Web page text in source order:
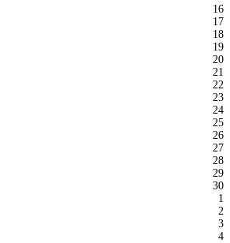
16
17
18
19
20
21
22
23
24
25
26
27
28
29
30
1
2
3
4